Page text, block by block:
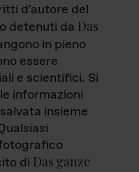
d'autore del
detenuti da Das
in pieno
essere
e scientifici. Si
informazioni
insieme
di Das ganze